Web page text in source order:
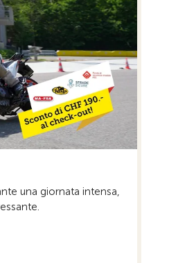
una giornata intensa,